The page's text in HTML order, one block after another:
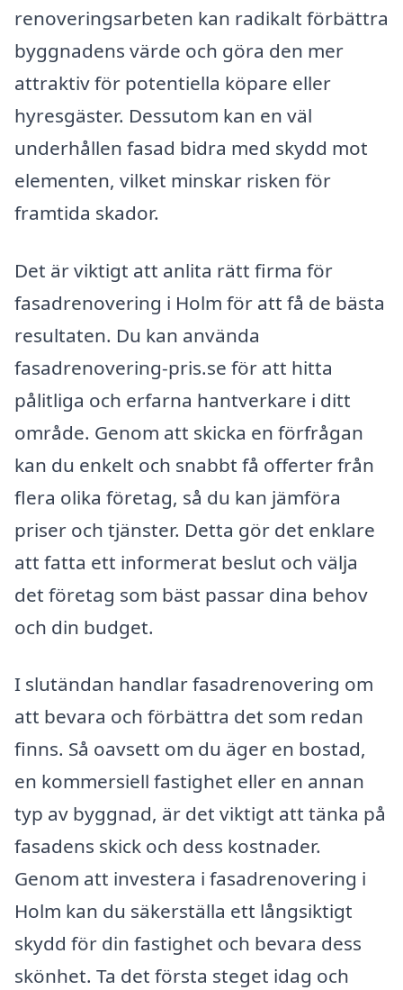
renoveringsarbeten kan radikalt förbättra
byggnadens värde och göra den mer
attraktiv för potentiella köpare eller
hyresgäster. Dessutom kan en väl
underhållen fasad bidra med skydd mot
elementen, vilket minskar risken för
framtida skador.
Det är viktigt att anlita rätt firma för
fasadrenovering i Holm för att få de bästa
resultaten. Du kan använda
fasadrenovering-pris.se för att hitta
pålitliga och erfarna hantverkare i ditt
område. Genom att skicka en förfrågan
kan du enkelt och snabbt få offerter från
flera olika företag, så du kan jämföra
priser och tjänster. Detta gör det enklare
att fatta ett informerat beslut och välja
det företag som bäst passar dina behov
och din budget.
I slutändan handlar fasadrenovering om
att bevara och förbättra det som redan
finns. Så oavsett om du äger en bostad,
en kommersiell fastighet eller en annan
typ av byggnad, är det viktigt att tänka på
fasadens skick och dess kostnader.
Genom att investera i fasadrenovering i
Holm kan du säkerställa ett långsiktigt
skydd för din fastighet och bevara dess
skönhet. Ta det första steget idag och